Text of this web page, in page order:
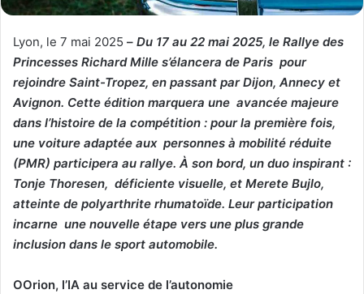
Lyon, le 7 mai 2025 – Du 17 au 22 mai 2025, le Rallye des
Princesses Richard Mille s’élancera de Paris pour
rejoindre Saint-Tropez, en passant par Dijon, Annecy et
Avignon. Cette édition marquera une avancée majeure
dans l’histoire de la compétition : pour la première fois,
une voiture adaptée aux personnes à mobilité réduite
(PMR) participera au rallye. À son bord, un duo inspirant :
Tonje Thoresen, déficiente visuelle, et Merete Bujlo,
atteinte de polyarthrite rhumatoïde. Leur participation
incarne une nouvelle étape vers une plus grande
inclusion dans le sport automobile.
OOrion, l’IA au service de l’autonomie